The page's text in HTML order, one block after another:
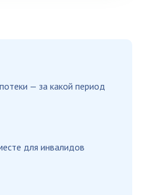
— за какой период
для инвалидов